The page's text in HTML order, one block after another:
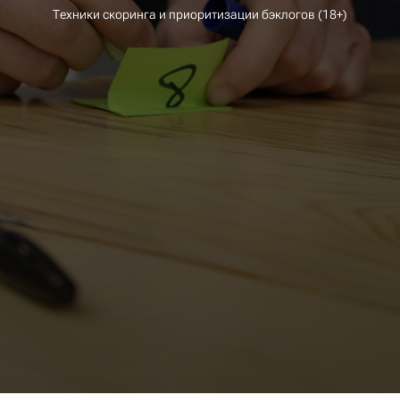
Техники скоринга и приоритизации бэклогов (18+)